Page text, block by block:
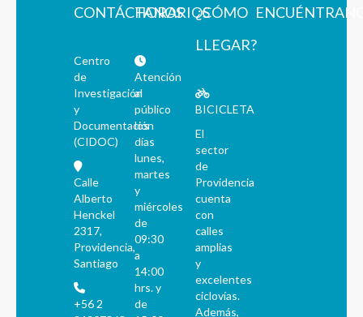
CONTÁCTANOS
Centro
de
Investigación
y
Documentación
(CIDOC)
Calle
Alberto
Henckel
2317,
Providencia,
Santiago
+56 2
HORARIOS
Atención
al
público
los
días
lunes,
martes
y
miércoles
de
09:30
a
14:00
hrs. y
de
¿CÓMO
LLEGAR?
BICICLETA
El
sector
de
Providencia
cuenta
con
calles
amplias
y
excelentes
ciclovías.
Además,